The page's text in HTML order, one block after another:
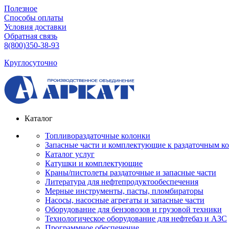
Полезное
Способы оплаты
Условия доставки
Обратная связь
8(800)350-38-93
Круглосуточно
Каталог
Топливораздаточные колонки
Запасные части и комплектующие к раздаточным
Каталог услуг
Катушки и комплектующие
Краны/пистолеты раздаточные и запасные части
Литература для нефтепродуктообеспечения
Мерные инструменты, пасты, пломбираторы
Насосы, насосные агрегаты и запасные части
Оборудование для бензовозов и грузовой техники
Технологическое оборудование для нефтебаз и АЗС